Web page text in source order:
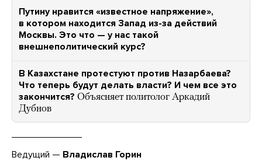
Путину нравится «известное напряжение»,
в котором находится Запад из-за действий
Москвы. Это что — у нас такой
внешнеполитический курс?
В Казахстане протестуют против Назарбаева?
Что теперь будут делать власти? И чем все это
закончится? Объясняет политолог Аркадий
Дубнов
Ведущий — Владислав Горин